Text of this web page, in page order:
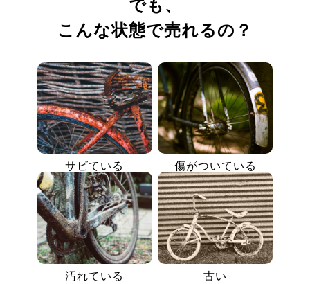
でも、
こんな状態で売れるの？
サビている 傷がついている
汚れている 古い